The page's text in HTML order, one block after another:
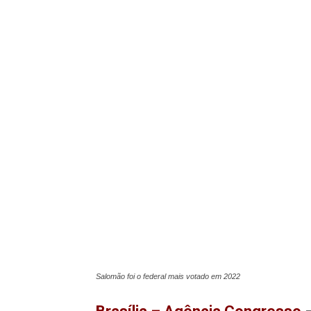
Salomão foi o federal mais votado em 2022